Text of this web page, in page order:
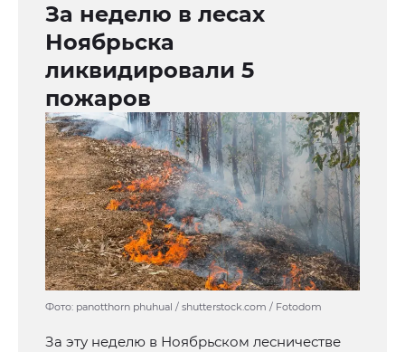
За неделю в лесах
Ноябрьска
ликвидировали 5
пожаров
Фото: panotthorn phuhual / shutterstock.com / Fotodom
За эту неделю в Ноябрьском лесничестве